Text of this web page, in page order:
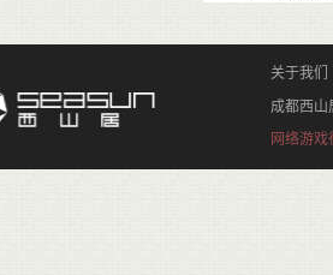
关于我们
成都西山
网络游